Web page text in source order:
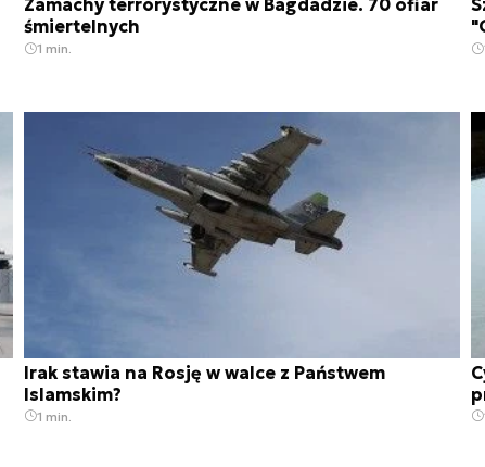
Zamachy terrorystyczne w Bagdadzie. 70 ofiar
śmiertelnych
1 min.
Irak stawia na Rosję w walce z Państwem
Islamskim?
1 min.